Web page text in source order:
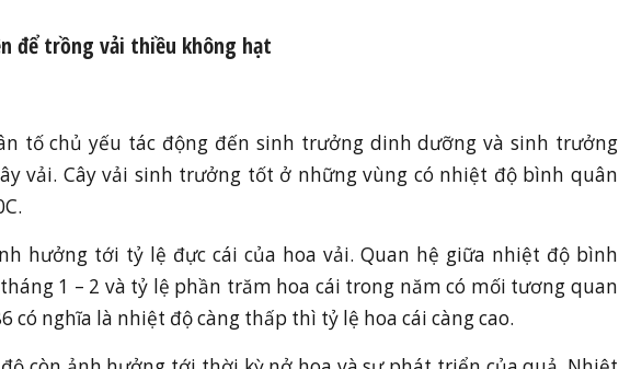
để trồng vải thiều không hạt
tố chủ yếu tác động đến sinh trưởng dinh dưỡng và sinh trưởng
vải. Cây vải sinh trưởng tốt ở những vùng có nhiệt độ bình quân
hưởng tới tỷ lệ đực cái của hoa vải. Quan hệ giữa nhiệt độ bình
1 – 2 và tỷ lệ phần trăm hoa cái trong năm có mối tương quan
có nghĩa là nhiệt độ càng thấp thì tỷ lệ hoa cái càng cao.